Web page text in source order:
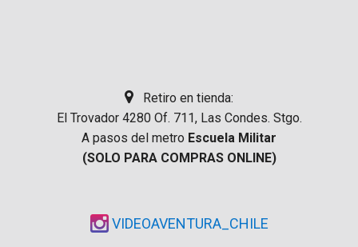
Retiro en tienda:
El Trovador 4280 Of. 711, Las Condes. Stgo.
A pasos del metro Escuela Militar
(SOLO PARA COMPRAS ONLINE)
VIDEOAVENTURA_CHILE